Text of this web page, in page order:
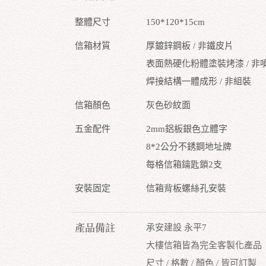
整體尺寸 150*120*15cm
信箱材質
厚鍍鋅鋼板 / 非鐵皮片
表面熱硬化粉體塗裝烤漆 / 非
焊接結構一體成形 / 非組裝
信箱顏色 灰色砂紋面
五金配件
2mm鋁板銀色立體字
8*2公分不銹鋼地址牌
每格信箱鑰匙鎖2支
安裝固定 信箱背板螺絲孔安裝
產品備註
承安建設 永平7
大樓信箱皆為完全客製化產品
尺寸 / 格數 / 顏色 / 皆可訂製